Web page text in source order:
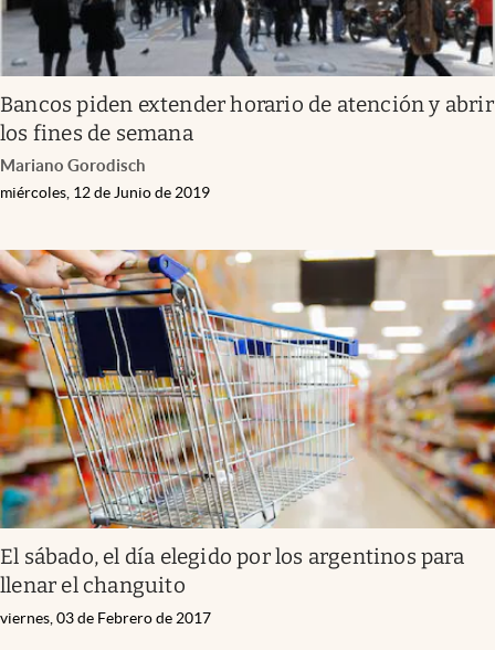
Bancos piden extender horario de atención y abrir
los fines de semana
Mariano Gorodisch
miércoles, 12 de Junio de 2019
El sábado, el día elegido por los argentinos para
llenar el changuito
viernes, 03 de Febrero de 2017